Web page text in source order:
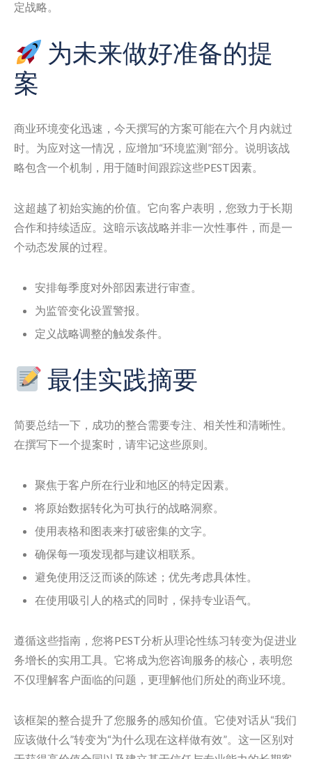
定战略。
为未来做好准备的提
案
商业环境变化迅速，今天撰写的方案可能在六个月内就过
时。为应对这一情况，应增加“环境监测”部分。说明该战
略包含一个机制，用于随时间跟踪这些PEST因素。
这超越了初始实施的价值。它向客户表明，您致力于长期
合作和持续适应。这暗示该战略并非一次性事件，而是一
个动态发展的过程。
安排每季度对外部因素进行审查。
为监管变化设置警报。
定义战略调整的触发条件。
最佳实践摘要
简要总结一下，成功的整合需要专注、相关性和清晰性。
在撰写下一个提案时，请牢记这些原则。
聚焦于客户所在行业和地区的特定因素。
将原始数据转化为可执行的战略洞察。
使用表格和图表来打破密集的文字。
确保每一项发现都与建议相联系。
避免使用泛泛而谈的陈述；优先考虑具体性。
在使用吸引人的格式的同时，保持专业语气。
遵循这些指南，您将PEST分析从理论性练习转变为促进业
务增长的实用工具。它将成为您咨询服务的核心，表明您
不仅理解客户面临的问题，更理解他们所处的商业环境。
该框架的整合提升了您服务的感知价值。它使对话从“我们
应该做什么”转变为“为什么现在这样做有效”。这一区别对